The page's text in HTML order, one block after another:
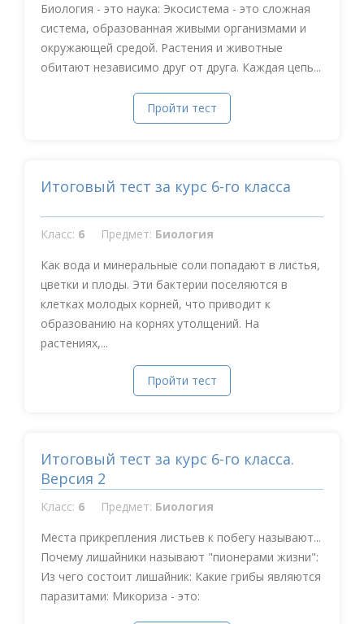
Биология - это наука: Экосистема - это сложная
система, образованная живыми организмами и
окружающей средой. Растения и животные
обитают независимо друг от друга. Каждая цепь...
Пройти тест
Итоговый тест за курс 6-го класса
Класс: 6 Предмет: Биология
Как вода и минеральные соли попадают в листья,
цветки и плоды. Эти бактерии поселяются в
клетках молодых корней, что приводит к
образованию на корнях утолщений. На
растениях,...
Пройти тест
Итоговый тест за курс 6-го класса.
Версия 2
Класс: 6 Предмет: Биология
Места прикрепления листьев к побегу называют...
Почему лишайники называют "пионерами жизни":
Из чего состоит лишайник: Какие грибы являются
паразитами: Микориза - это: